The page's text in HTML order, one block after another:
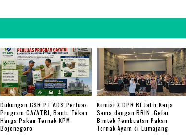
Dukungan CSR PT ADS Perluas
Program GAYATRI, Bantu Tekan
Harga Pakan Ternak KPM
Bojonegoro
Komisi X DPR RI Jalin Kerja
Sama dengan BRIN, Gelar
Bimtek Pembuatan Pakan
Ternak Ayam di Lumajang